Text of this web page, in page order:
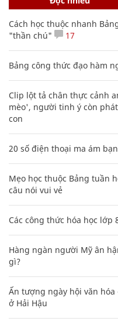
Cách học thuộc nhanh
"thần chú"
17
Bảng công thức đạo hàm
Clip lột tả chân thực cảnh
mèo', người tinh ý còn
con
20 số điện thoại ma ám
Mẹo học thuộc Bảng tuần
câu nói vui vẻ
Các công thức hóa học lớp
Hàng ngàn người Mỹ ân
gì?
Ấn tượng ngày hội văn
ở Hải Hậu